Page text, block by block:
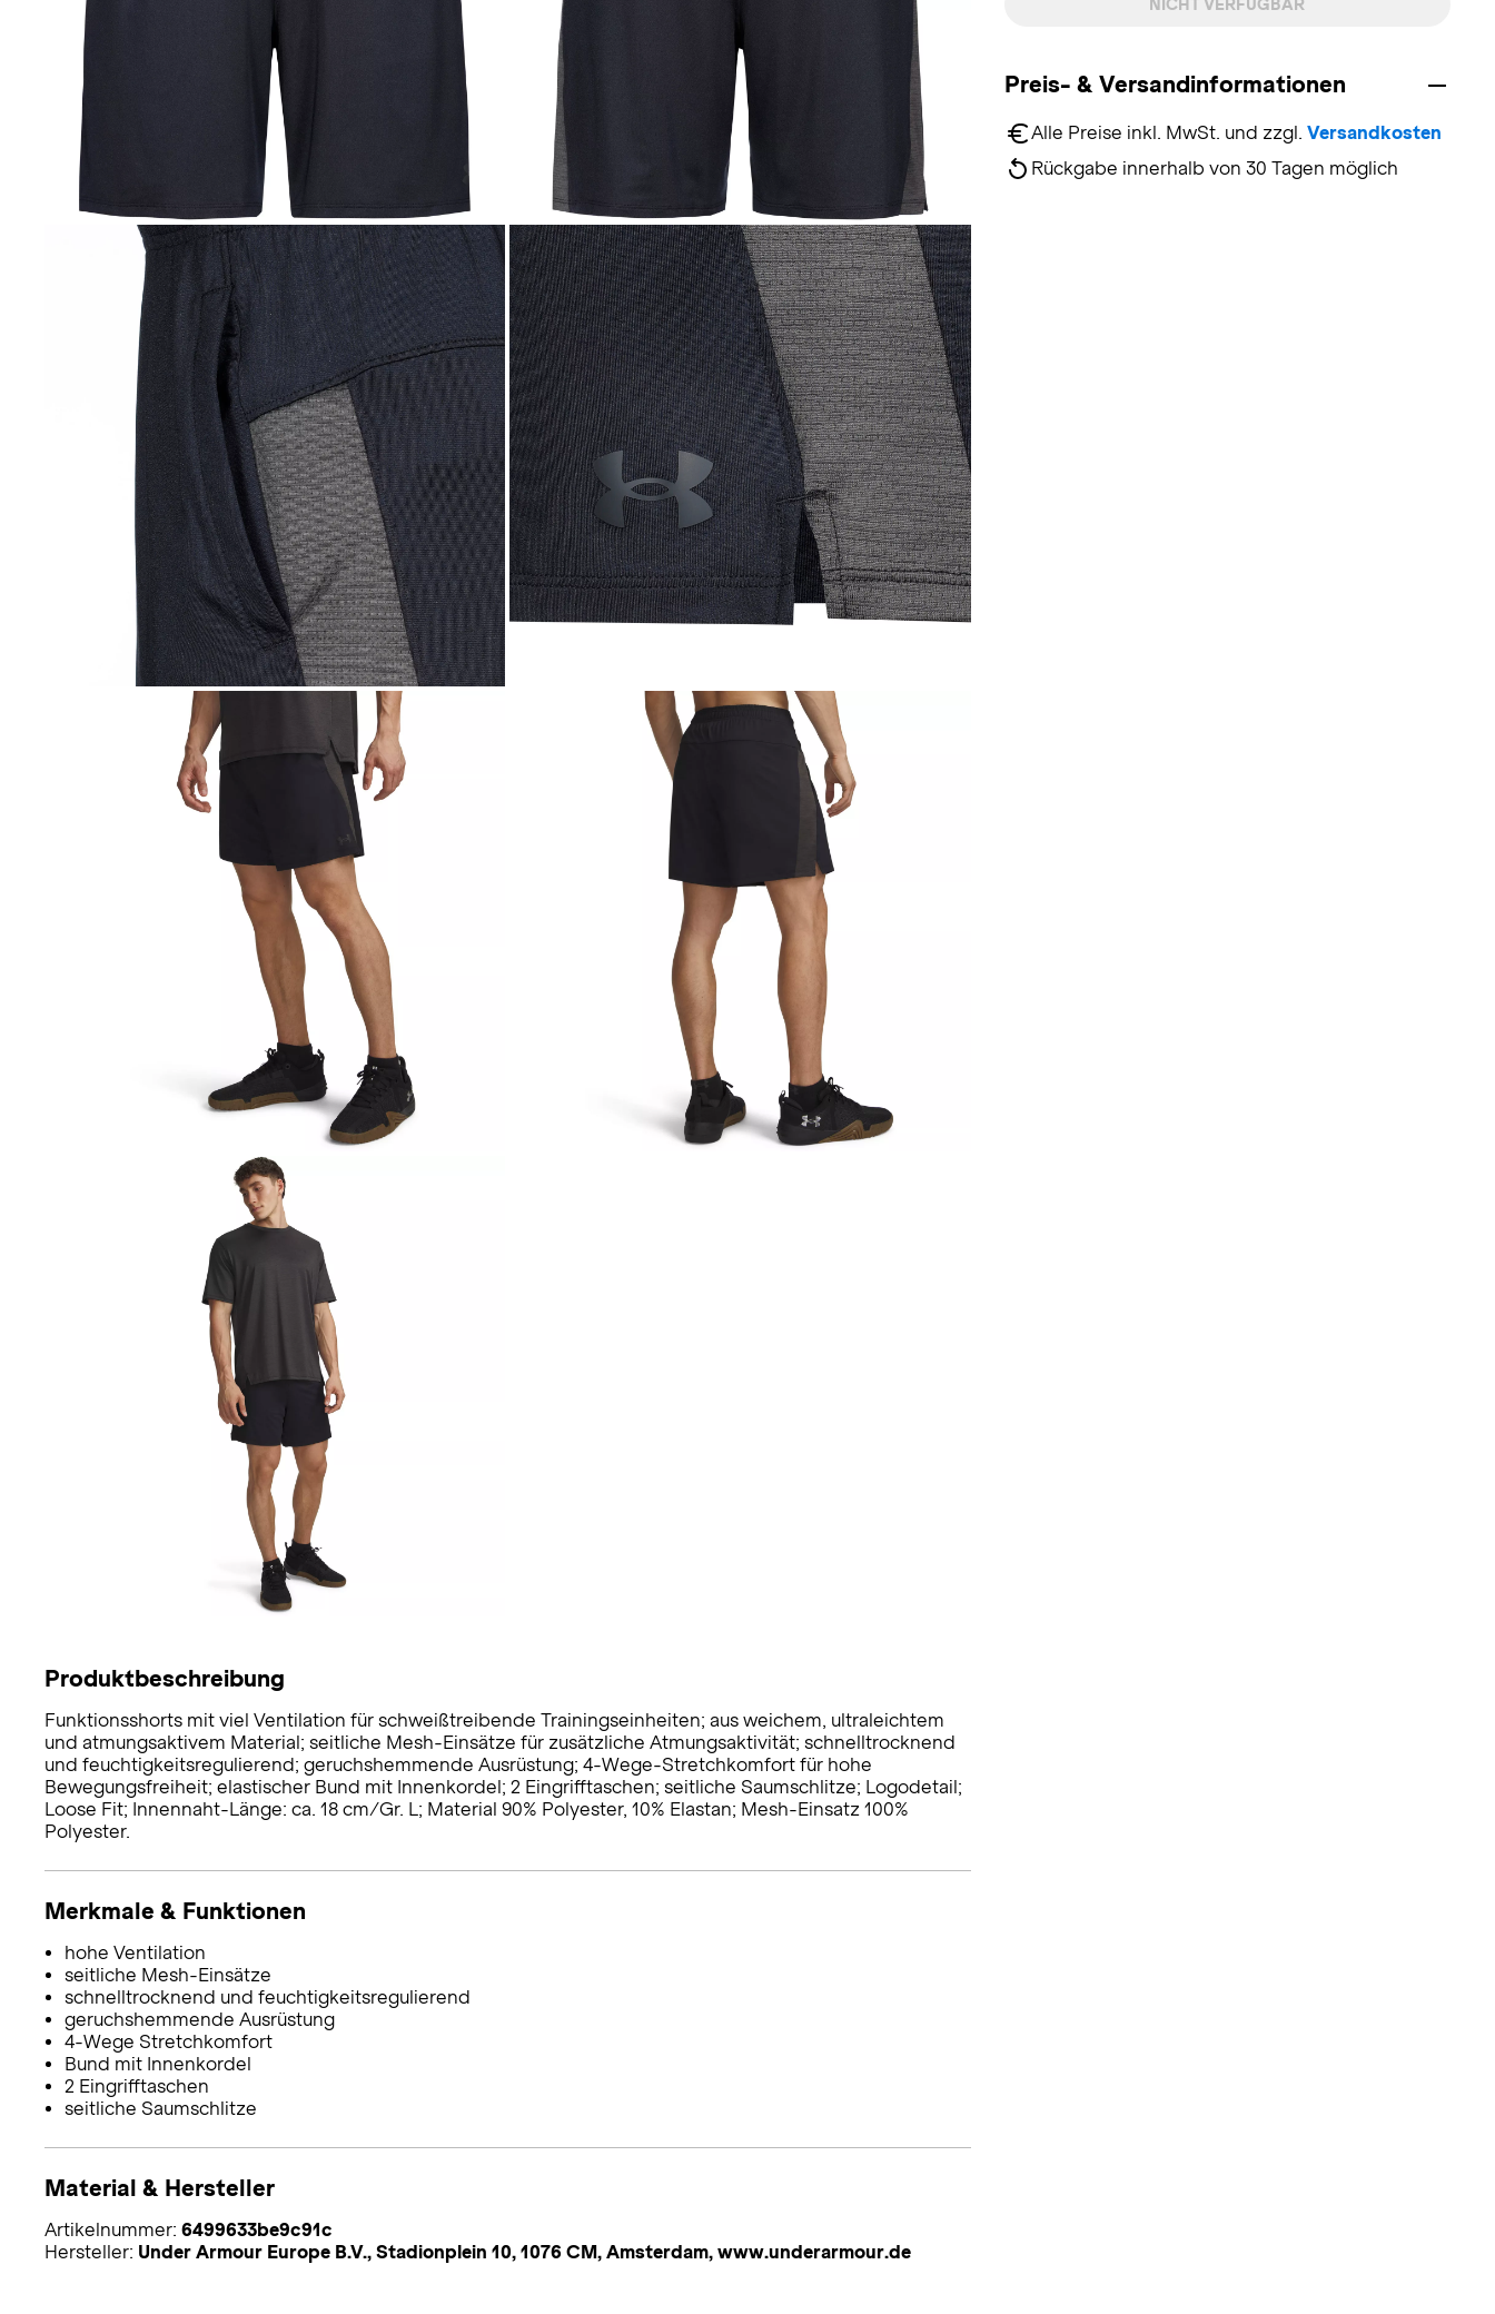
NICHT VERFÜGBAR
Preis- & Versandinformationen
Alle Preise inkl. MwSt. und zzgl. Versandkosten
Rückgabe innerhalb von 30 Tagen möglich
Produktbeschreibung
Funktionsshorts mit viel Ventilation für schweißtreibende Trainingseinheiten; aus weichem, ultraleichtem
und atmungsaktivem Material; seitliche Mesh-Einsätze für zusätzliche Atmungsaktivität; schnelltrocknend
und feuchtigkeitsregulierend; geruchshemmende Ausrüstung; 4-Wege-Stretchkomfort für hohe
Bewegungsfreiheit; elastischer Bund mit Innenkordel; 2 Eingrifftaschen; seitliche Saumschlitze; Logodetail;
Loose Fit; Innennaht-Länge: ca. 18 cm/Gr. L; Material 90% Polyester, 10% Elastan; Mesh-Einsatz 100%
Polyester.
Merkmale & Funktionen
hohe Ventilation
seitliche Mesh-Einsätze
schnelltrocknend und feuchtigkeitsregulierend
geruchshemmende Ausrüstung
4-Wege Stretchkomfort
Bund mit Innenkordel
2 Eingrifftaschen
seitliche Saumschlitze
Material & Hersteller
Artikelnummer: 6499633be9c91c
Hersteller: Under Armour Europe B.V., Stadionplein 10, 1076 CM, Amsterdam, www.underarmour.de